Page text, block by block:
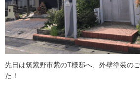
先日は筑紫野市紫のT様邸へ、外壁塗装の
た！